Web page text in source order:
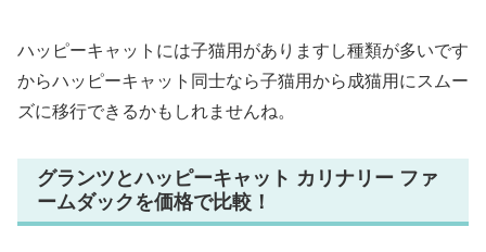
ハッピーキャットには子猫用がありますし種類が多いです
からハッピーキャット同士なら子猫用から成猫用にスムー
ズに移行できるかもしれませんね。
グランツとハッピーキャット カリナリー ファ
ームダックを価格で比較！